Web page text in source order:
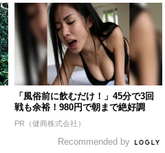
「風俗前に飲むだけ！」45分で3回
戦も余裕！980円で朝まで絶好調
PR（健商株式会社）
Recommended by